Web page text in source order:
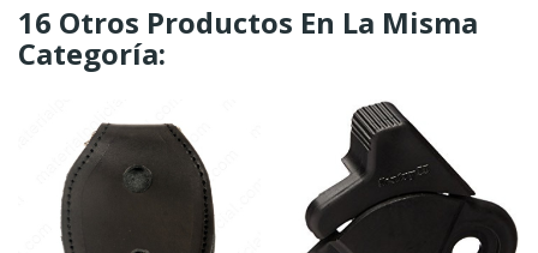
16 Otros Productos En La Misma
Categoría: